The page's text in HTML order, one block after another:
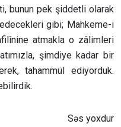
bunun pek şiddetli olarak
gibi; Mahkeme-i
atmakla o zâlimleri
şimdiye kadar bir
tahammül ediyorduk.
Səs yoxdur